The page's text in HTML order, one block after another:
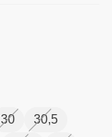
30
30,5